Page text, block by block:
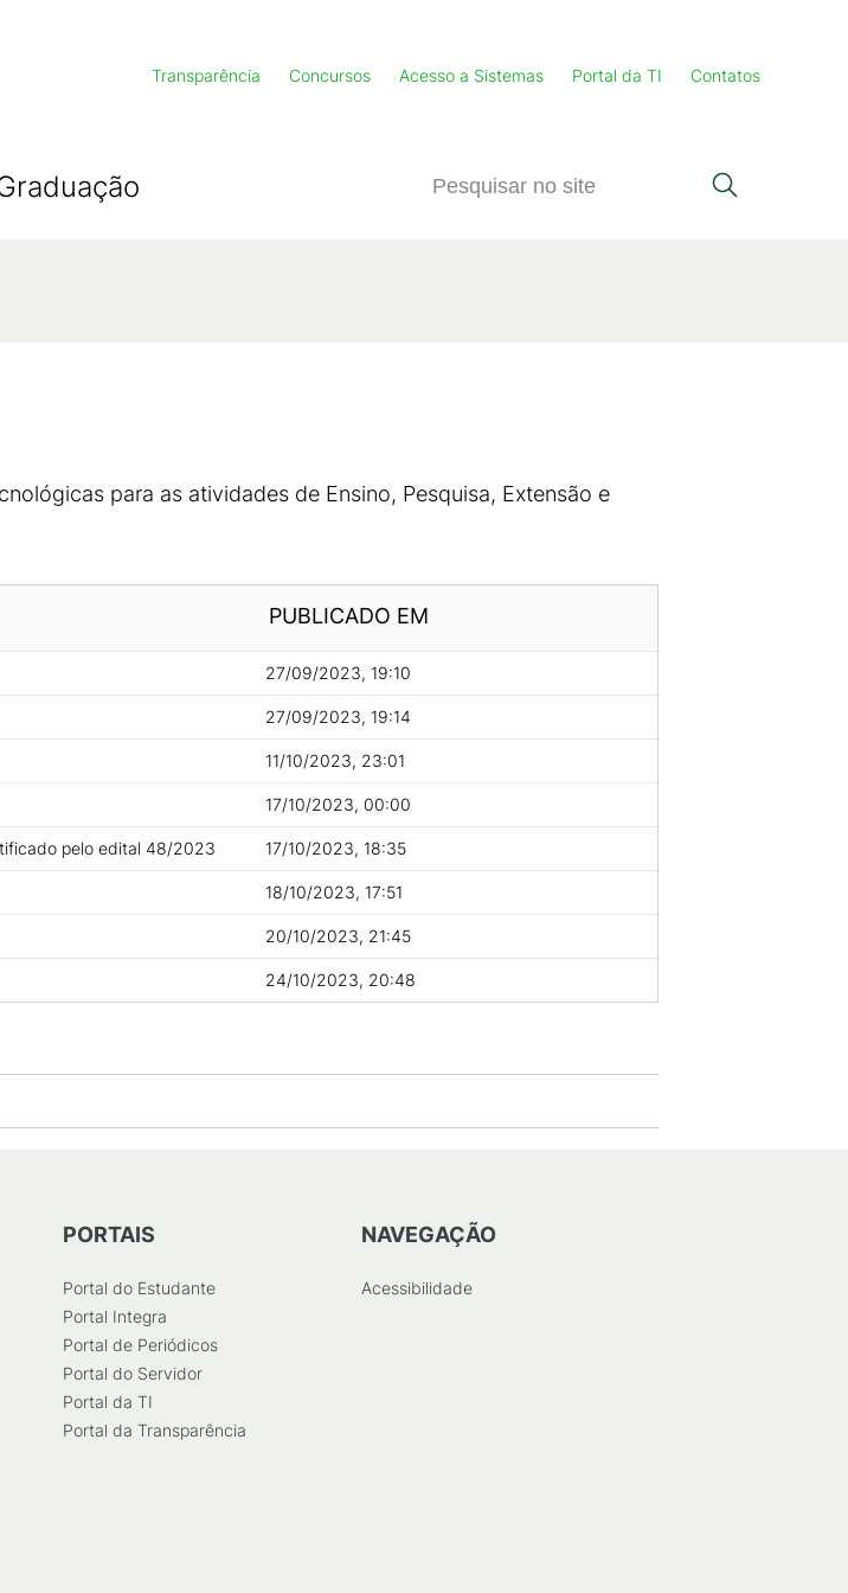
Transparência Concursos Acesso a Sistemas Portal da TI Contatos
para as atividades de Ensino, Pesquisa, Extensão e
PUBLICADO EM
27/09/2023, 19:10
27/09/2023, 19:14
11/10/2023, 23:01
17/10/2023, 00:00
pelo edital 48/2023 17/10/2023, 18:35
18/10/2023, 17:51
20/10/2023, 21:45
24/10/2023, 20:48
PORTAIS
Portal do Estudante
Portal Integra
Portal de Periódicos
Portal do Servidor
Portal da TI
Portal da Transparência
NAVEGAÇÃO
Acessibilidade